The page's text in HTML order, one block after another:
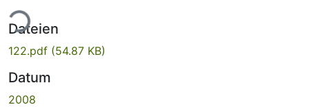
Dateien
122.pdf (54.87 KB)
Datum
2008